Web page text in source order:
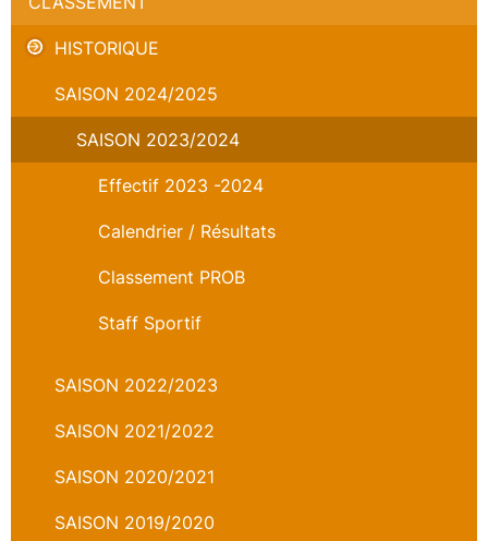
HISTORIQUE
SAISON 2024/2025
SAISON 2023/2024
Effectif 2023 -2024
Calendrier / Résultats
Classement PROB
Staff Sportif
SAISON 2022/2023
SAISON 2021/2022
SAISON 2020/2021
SAISON 2019/2020